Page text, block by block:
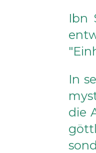
Ibn
In
die